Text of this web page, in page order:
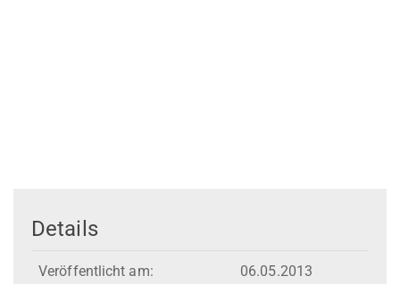
Details
Veröffentlicht am: 06.05.2013